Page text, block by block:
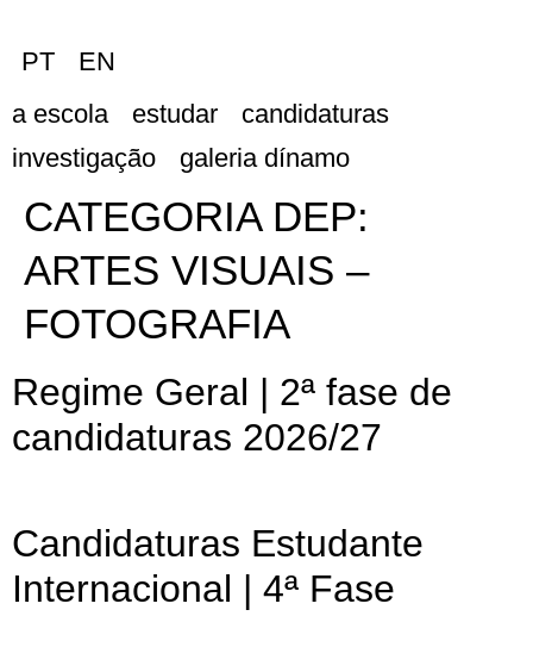
PT
EN
a escola
estudar
candidaturas
investigação
galeria dínamo
CATEGORIA DEP:
ARTES VISUAIS –
FOTOGRAFIA
Regime Geral | 2ª fase de
candidaturas 2026/27
Candidaturas Estudante
Internacional | 4ª Fase